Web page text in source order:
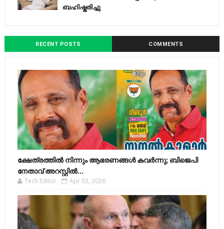
ബഹിഷ്കരിച്ചു
RECENT POSTS COMMENTS
ക്ഷേത്രത്തിൽ നിന്നും ആഭരണങ്ങൾ കവർന്നു; ബിജെപി
നേതാവ് അറസ്റ്റിൽ...
Tech Editor Apr 03, 2026